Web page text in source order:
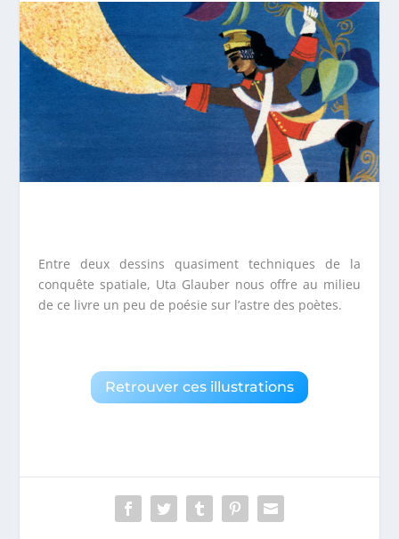
Entre deux dessins quasiment techniques de la
conquête spatiale, Uta Glauber nous offre au milieu
de ce livre un peu de poésie sur l’astre des poètes.
Retrouver ces illustrations